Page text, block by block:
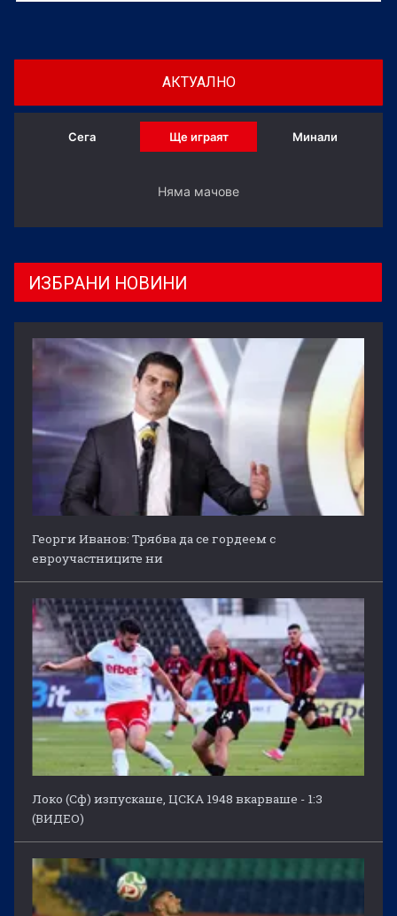
АКТУАЛНО
Сега Ще играят Минали
Няма мачове
ИЗБРАНИ НОВИНИ
Георги Иванов: Трябва да се гордеем с
евроучастниците ни
Локо (Сф) изпускаше, ЦСКА 1948 вкарваше - 1:3
(ВИДЕО)